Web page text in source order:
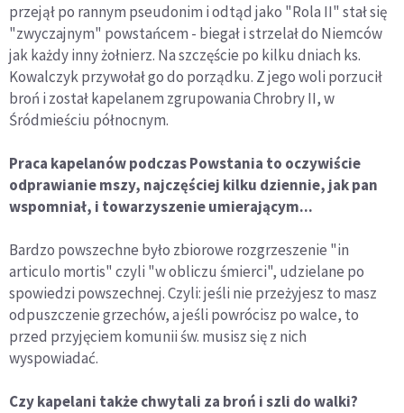
przejął po rannym pseudonim i odtąd jako "Rola II" stał się
"zwyczajnym" powstańcem - biegał i strzelał do Niemców
jak każdy inny żołnierz. Na szczęście po kilku dniach ks.
Kowalczyk przywołał go do porządku. Z jego woli porzucił
broń i został kapelanem zgrupowania Chrobry II, w
Śródmieściu północnym.
Praca kapelanów podczas Powstania to oczywiście
odprawianie mszy, najczęściej kilku dziennie, jak pan
wspomniał, i towarzyszenie umierającym...
Bardzo powszechne było zbiorowe rozgrzeszenie "in
articulo mortis" czyli "w obliczu śmierci", udzielane po
spowiedzi powszechnej. Czyli: jeśli nie przeżyjesz to masz
odpuszczenie grzechów, a jeśli powrócisz po walce, to
przed przyjęciem komunii św. musisz się z nich
wyspowiadać.
Czy kapelani także chwytali za broń i szli do walki?